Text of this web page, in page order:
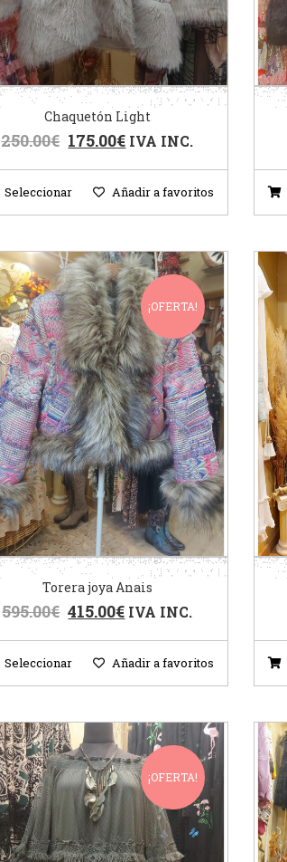
Chaquetón Light
250.00€ 175.00€ IVA INC.
Seleccionar Añadir a favoritos
¡OFERTA!
Torera joya Anais
595.00€ 415.00€ IVA INC.
Seleccionar Añadir a favoritos
¡OFERTA!